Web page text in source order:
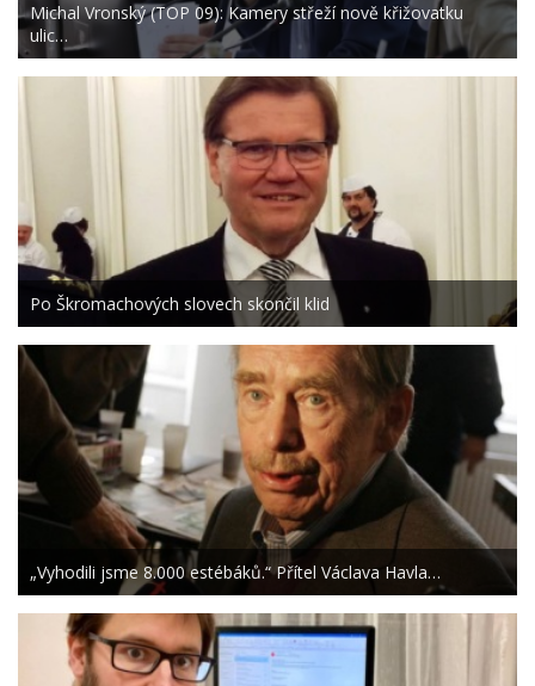
Michal Vronský (TOP 09): Kamery střeží nově křižovatku
ulic…
Po Škromachových slovech skončil klid
„Vyhodili jsme 8.000 estébáků.“ Přítel Václava Havla…